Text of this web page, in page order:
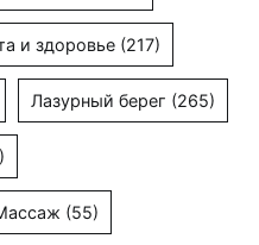
и здоровье (217)
Лазурный берег (265)
(55)